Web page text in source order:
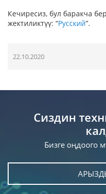
Кечиресиз, бул баракча
жектиликтүү: “Русский”.
22.10.2020
Сиздин
Бизге оңдоого